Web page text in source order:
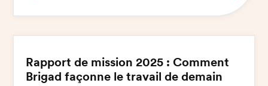
Rapport de mission 2025 : Comment
Brigad façonne le travail de demain